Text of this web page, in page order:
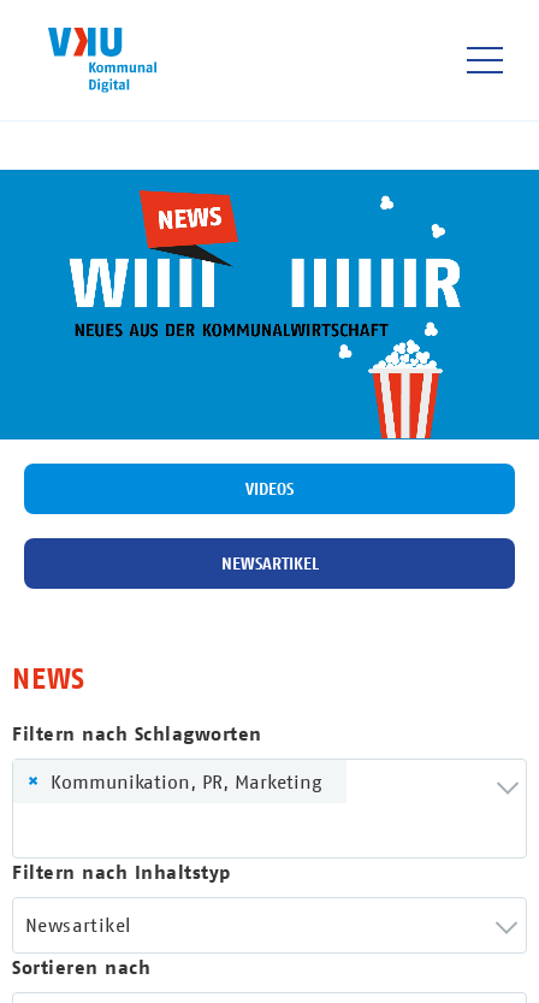
VIDEOS
NEWSARTIKEL
NEWS
Filtern nach Schlagworten
× Kommunikation, PR, Marketing
Filtern nach Inhaltstyp
Newsartikel
Sortieren nach